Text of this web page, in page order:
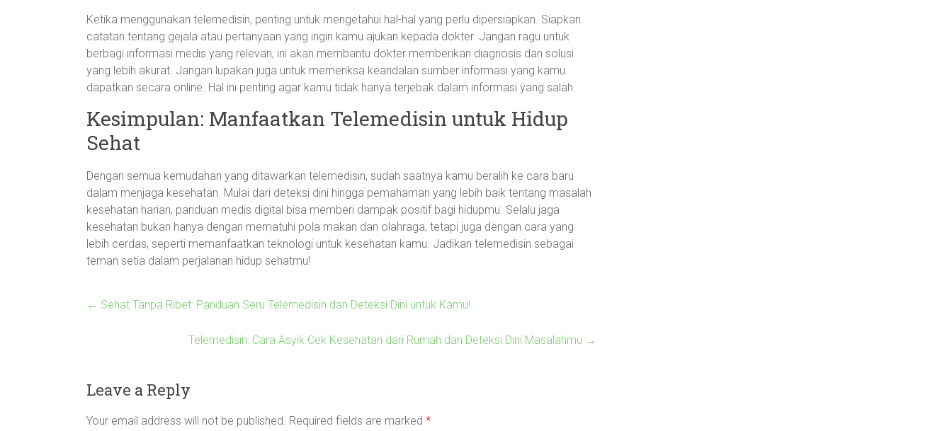
Ketika menggunakan telemedisin, penting untuk mengetahui hal-hal yang perlu dipersiapkan. Siapkan
catatan tentang gejala atau pertanyaan yang ingin kamu ajukan kepada dokter. Jangan ragu untuk
berbagi informasi medis yang relevan; ini akan membantu dokter memberikan diagnosis dan solusi
yang lebih akurat. Jangan lupakan juga untuk memeriksa keandalan sumber informasi yang kamu
dapatkan secara online. Hal ini penting agar kamu tidak hanya terjebak dalam informasi yang salah.
Kesimpulan: Manfaatkan Telemedisin untuk Hidup
Sehat
Dengan semua kemudahan yang ditawarkan telemedisin, sudah saatnya kamu beralih ke cara baru
dalam menjaga kesehatan. Mulai dari deteksi dini hingga pemahaman yang lebih baik tentang masalah
kesehatan harian, panduan medis digital bisa memberi dampak positif bagi hidupmu. Selalu jaga
kesehatan bukan hanya dengan mematuhi pola makan dan olahraga, tetapi juga dengan cara yang
lebih cerdas, seperti memanfaatkan teknologi untuk kesehatan kamu. Jadikan telemedisin sebagai
teman setia dalam perjalanan hidup sehatmu!
← Sehat Tanpa Ribet: Panduan Seru Telemedisin dan Deteksi Dini untuk Kamu!
Telemedisin: Cara Asyik Cek Kesehatan dari Rumah dan Deteksi Dini Masalahmu →
Leave a Reply
Your email address will not be published. Required fields are marked *